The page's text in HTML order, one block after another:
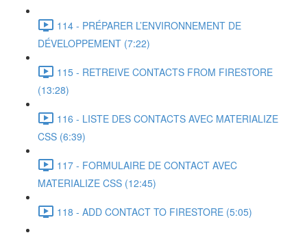
114 - PRÉPARER L’ENVIRONNEMENT DE
DÉVELOPPEMENT (7:22)
115 - RETREIVE CONTACTS FROM FIRESTORE
(13:28)
116 - LISTE DES CONTACTS AVEC MATERIALIZE
CSS (6:39)
117 - FORMULAIRE DE CONTACT AVEC
MATERIALIZE CSS (12:45)
118 - ADD CONTACT TO FIRESTORE (5:05)